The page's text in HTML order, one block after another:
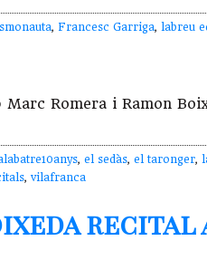
, Francesc Garriga, labreu
Romera i Ramon
, el sedàs, el taronger,
, vilafranca